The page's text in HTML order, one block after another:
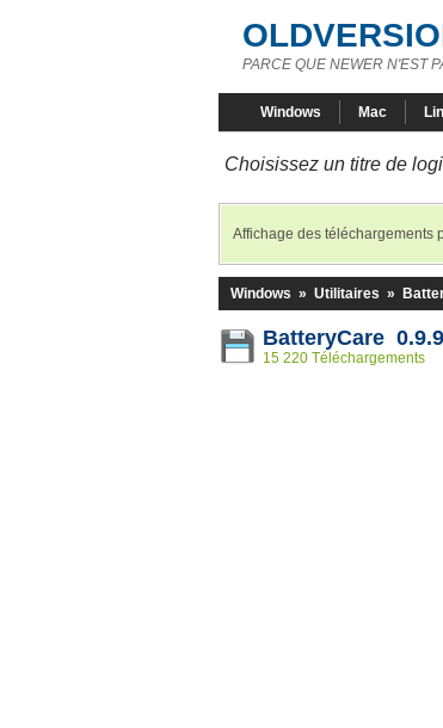
PARCE QUE NEWER N'EST
Windows Mac
Choisissez un titre de
Affichage des téléchargements
Windows » Utilitaires »
BatteryCare
15 220 Téléchargements